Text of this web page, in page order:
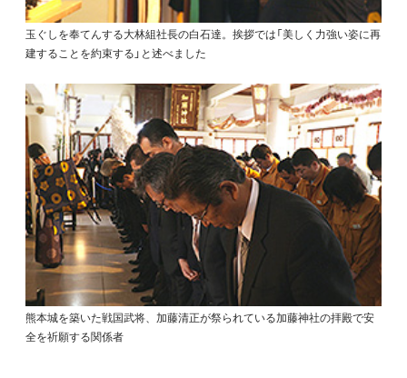
玉ぐしを奉てんする大林組社長の白石達。挨拶では「美しく力強い姿に再
建することを約束する」と述べました
熊本城を築いた戦国武将、加藤清正が祭られている加藤神社の拝殿で安
全を祈願する関係者